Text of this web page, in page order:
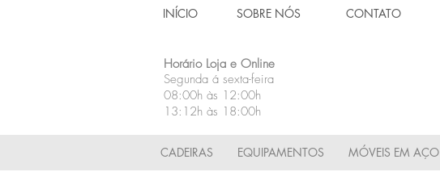
INÍCIO SOBRE NÓS CONTATO
Horário Loja e Online
Segunda á sexta-feira
08:00h às 12:00h
13:12h às 18:00h
CADEIRAS EQUIPAMENTOS MÓVEIS EM AÇO